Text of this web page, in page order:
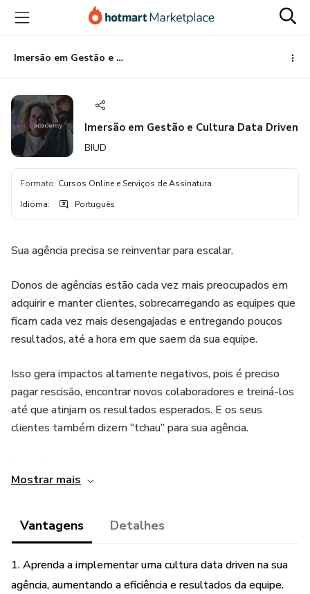
para
conteúdo
principal
para
pagamento
para
rodapé
Imersão em Gestão e Cultura Data Driven
Imersão em Gestão e Cultura Data Driven
BIUD
Formato: Cursos Online e Serviços de Assinatura
Idioma: Português
Sua agência precisa se reinventar para escalar.
Donos de agências estão cada vez mais preocupados em
adquirir e manter clientes, sobrecarregando as equipes que
ficam cada vez mais desengajadas e entregando poucos
resultados, até a hora em que saem da sua equipe.
Isso gera impactos altamente negativos, pois é preciso
pagar rescisão, encontrar novos colaboradores e treiná-los
até que atinjam os resultados esperados. E os seus
clientes também dizem “tchau” para sua agência.
desconhecem essa nova metodologia.
A boa notícia é que a BIUD Academy está aqui para
resolver o seu problema neste processo de evolução para
Mostrar mais
Vantagens Detalhes
1. Aprenda a implementar uma cultura data driven na sua
agência, aumentando a eficiência e resultados da equipe.